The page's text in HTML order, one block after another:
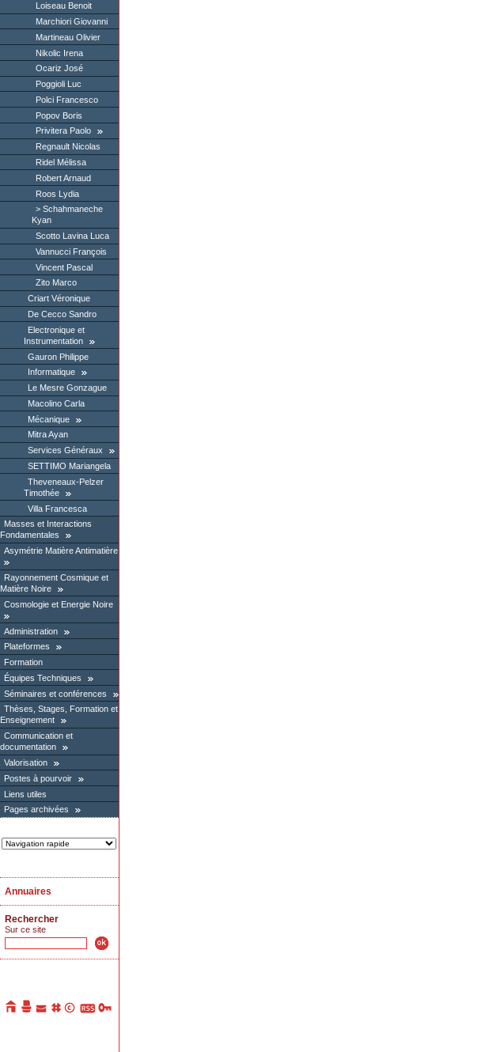
Loiseau Benoit
Marchiori Giovanni
Martineau Olivier
Nikolic Irena
Ocariz José
Poggioli Luc
Polci Francesco
Popov Boris
Privitera Paolo
Regnault Nicolas
Ridel Mélissa
Robert Arnaud
Roos Lydia
Schahmaneche
Kyan
Scotto Lavina Luca
Vannucci François
Vincent Pascal
Zito Marco
Criart Véronique
De Cecco Sandro
Electronique et
Instrumentation
Gauron Philippe
Informatique
Le Mesre Gonzague
Macolino Carla
Mécanique
Mitra Ayan
Services Généraux
SETTIMO Mariangela
Theveneaux-Pelzer
Timothée
Villa Francesca
Masses et Interactions
Fondamentales
Asymétrie Matière Antimatière
Rayonnement Cosmique et
Matière Noire
Cosmologie et Energie Noire
Administration
Plateformes
Formation
Équipes Techniques
Séminaires et conférences
Thèses, Stages, Formation et
Enseignement
Communication et
documentation
Valorisation
Postes à pourvoir
Liens utiles
Pages archivées
Annuaires
Rechercher
Sur ce site